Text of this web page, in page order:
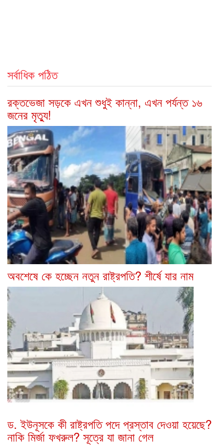
সর্বাধিক পঠিত
রক্তভেজা সড়কে এখন শুধুই কান্না, এখন পর্যন্ত ১৬
জনের মৃত্যু!
অবশেষে কে হচ্ছেন নতুন রাষ্ট্রপতি? শীর্ষে যার নাম
ড. ইউনূসকে কী রাষ্ট্রপতি পদে প্রস্তাব দেওয়া হয়েছে?
নাকি মির্জা ফখরুল? সূত্রে যা জানা গেল